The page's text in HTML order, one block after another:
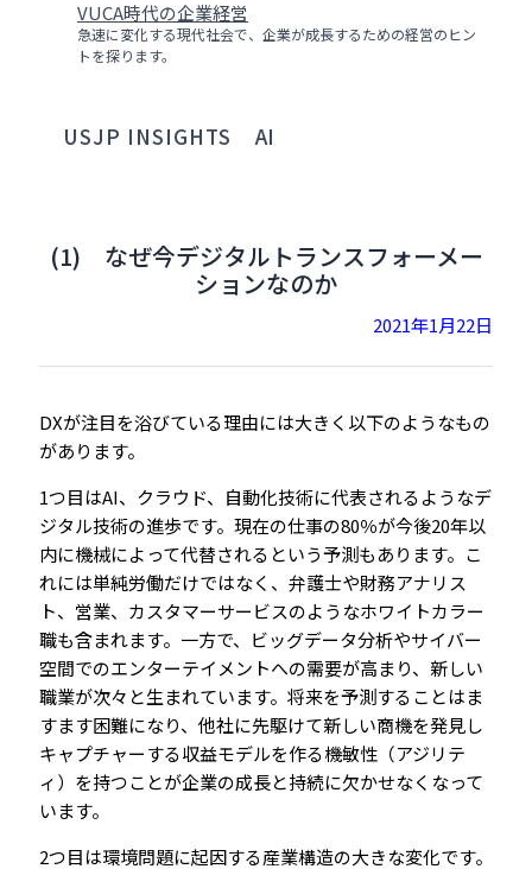
VUCA時代の企業経営
急速に変化する現代社会で、企業が成長するための経営のヒン
トを探ります。
USJP INSIGHTS AI
(1) なぜ今デジタルトランスフォーメー
ションなのか
2021年1月22日
DXが注目を浴びている理由には大きく以下のようなもの
があります。
1つ目はAI、クラウド、自動化技術に代表されるようなデ
ジタル技術の進歩です。現在の仕事の80％が今後20年以
内に機械によって代替されるという予測もあります。こ
れには単純労働だけではなく、弁護士や財務アナリス
ト、営業、カスタマーサービスのようなホワイトカラー
職も含まれます。一方で、ビッグデータ分析やサイバー
空間でのエンターテイメントへの需要が高まり、新しい
職業が次々と生まれています。将来を予測することはま
すます困難になり、他社に先駆けて新しい商機を発見し
キャプチャーする収益モデルを作る機敏性（アジリテ
ィ）を持つことが企業の成長と持続に欠かせなくなって
います。
2つ目は環境問題に起因する産業構造の大きな変化です。